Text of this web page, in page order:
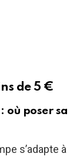
de 5 €
où poser sa
s’adapte à